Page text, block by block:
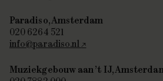
Paradiso, Amsterdam
020 6264 521
info@paradiso.nl
Muziekgebouw aan ’t IJ,